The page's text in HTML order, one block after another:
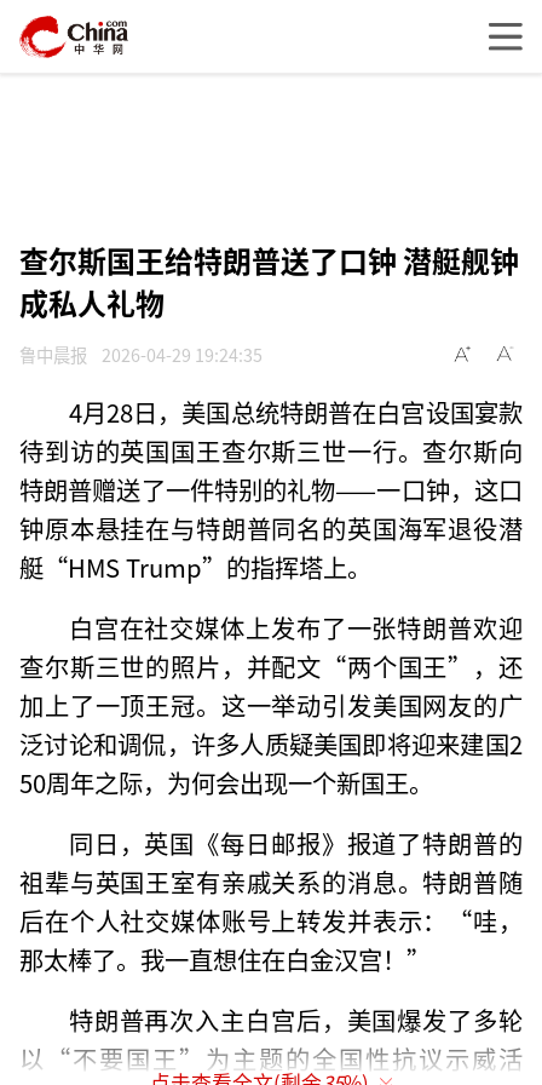
查尔斯国王给特朗普送了口钟 潜艇舰钟
成私人礼物
鲁中晨报 2026-04-29 19:24:35
4月28日，美国总统特朗普在白宫设国宴款
待到访的英国国王查尔斯三世一行。查尔斯向
特朗普赠送了一件特别的礼物——一口钟，这口
钟原本悬挂在与特朗普同名的英国海军退役潜
艇“HMS Trump”的指挥塔上。
白宫在社交媒体上发布了一张特朗普欢迎
查尔斯三世的照片，并配文“两个国王”，还
加上了一顶王冠。这一举动引发美国网友的广
泛讨论和调侃，许多人质疑美国即将迎来建国2
50周年之际，为何会出现一个新国王。
同日，英国《每日邮报》报道了特朗普的
祖辈与英国王室有亲戚关系的消息。特朗普随
后在个人社交媒体账号上转发并表示：“哇，
那太棒了。我一直想住在白金汉宫！”
特朗普再次入主白宫后，美国爆发了多轮
以“不要国王”为主题的全国性抗议示威活